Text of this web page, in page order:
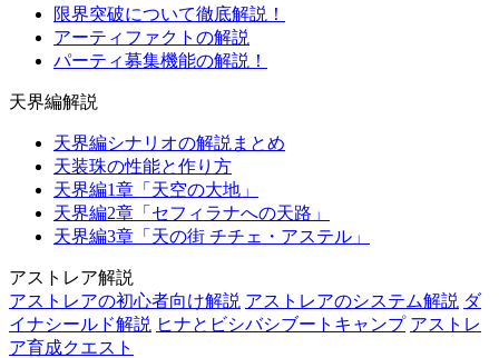
限界突破について徹底解説！
アーティファクトの解説
パーティ募集機能の解説！
天界編解説
天界編シナリオの解説まとめ
天装珠の性能と作り方
天界編1章「天空の大地」
天界編2章「セフィラナへの天路」
天界編3章「天の街 チチェ・アステル」
アストレア解説
アストレアの初心者向け解説 アストレアのシステム解説 ダ
イナシールド解説 ヒナとビシバシブートキャンプ アストレ
ア育成クエスト